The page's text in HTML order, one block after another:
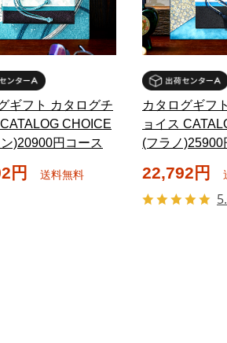
ギフト カタログチ
CHOICE
)20900円コース
円 送料無料
カタログギフ
ョイス
(フラノ)25900
22,792円